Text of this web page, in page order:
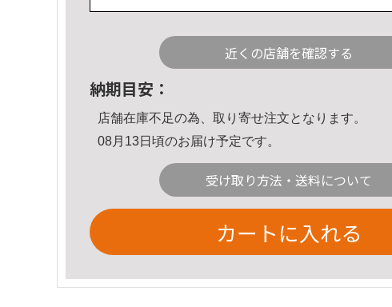
近くの店舗を確認する
納期目安：
店舗在庫不足の為、取り寄せ注文となります。
08月13日頃のお届け予定です。
受け取り方法・送料について
カートに入れる